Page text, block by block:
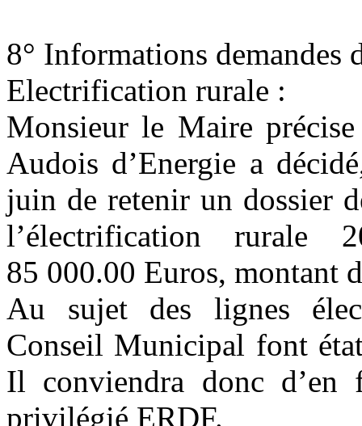
8° Informations demandes
Electrification rurale :
Monsieur le Maire
Audois d’Energie a
juin de retenir un dossier
l’électrification rurale
85 000.00 Euros, montant
Au sujet des lignes
Conseil Municipal font
Il conviendra donc d’en
privilégié ERDF.